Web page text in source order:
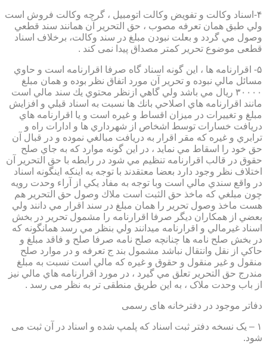
۴-اسناد وكالت و تفويض وكالت اتومبيل ، گرچه وكالت فروش است
ولي طبق همان تعرفه مصوب ، حق التحرير آن همانند سند قطعي
وصول مي گردد و بعلت نبودن مبلغ در سند وكالت، برخلاف اسناد
قطعی موضوع تحریر کمتر مصداق پیدا نمی کند .
۵- اقرارنامه ها ، اين گونه اسناد گاه صرفا اقرارنامه است و حاوي
مسائل مالي نبوده و تحرير آن مورد اتفاق نظر بوده و همان مبلغ
۳۰۰۰۰ ريال مي باشد ولي گاهي ازنظر محتوي يك سند مالي است
مانند اقرارنامه هاي اصلاحي بانك ها نسبت به اسناد قبلي و افزايش
مبلغ و تغييرات در ميزان اقساط و غيره است و يا اقرارنامه هاي
دريافت خسارات توسط اشخاص از شهرداري ها و ادارات راه و
ترابري و غيره كه مقر اقرار به دريافت مبالغي نموده و در قبال آن
حق خود را اسقاط مي نمايد ، در اين گونه موارد كه به جاي صلح
حقوق در قالب اقرارنامه تنظيم مي شود در رابطه با حق التحرير آن
اختلاف نظر وجود دارد بعضا معتقدند با توجه به اينكه اينگونه اسناد
در واقع سندي مالي است وبا توجه به مفاد يكي از آراء وحدت رويه
چون مبلغي كه ماخذ حق الثبت است ملاك وصول حق التحرير هم
هست ماخذ وصول تحرير را همان مبلغ در سند اقرار مي دانند ولي
بعضي از همكاران ديگر صرفا اقرارنامه را مشمول تحرير در بخش
اسناد غيرمالي و اقرارنامه ميدانند ولي بنظر مي رسد همانگونه كه
در بخش صلح نامه ها چنانچه صلح نامه صرفا صلح و فاقد مبلغ و
حاكي از نقل وانتقال نباشد مشمول بند ج تعرفه و در موارد صلح
منقول و غير منقول و حقوق و غيره كه مالي است نسبت به مبلغ
مندرج حق التحرير تعلق مي گيرد ، در مورد اقرارنامه هاي مالي نيز
از باب وحدت ملاک ، به این طریق منطقی تر به نظر می رسد .
دفاتر موجود در دفترخانه های رسمی
۱ – یک نسخه دفتر ثبت اسناد که پلمپ شده و اسناد در آن ثبت می
شود.